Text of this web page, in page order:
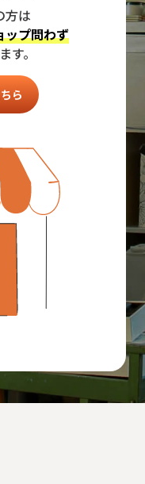
方は
ップ問わず
す。
ら